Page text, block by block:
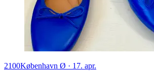
2100København Ø · 17. apr.